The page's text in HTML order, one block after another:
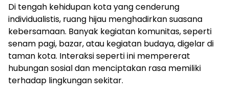
Di tengah kehidupan kota yang cenderung
individualistis, ruang hijau menghadirkan suasana
kebersamaan. Banyak kegiatan komunitas, seperti
senam pagi, bazar, atau kegiatan budaya, digelar di
taman kota. Interaksi seperti ini mempererat
hubungan sosial dan menciptakan rasa memiliki
terhadap lingkungan sekitar.